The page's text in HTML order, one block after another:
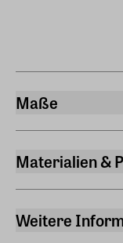
Maße
Höhe
45 cm
Gewicht
Materialien &
Weitere